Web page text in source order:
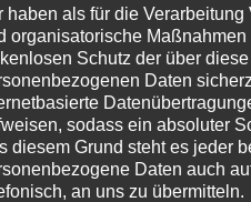
Surly
robuster
ideal für Abenteuer
haben als für die
organisatorische
Schutz der über
Daten
sodass ein absoluter
diesem Grund steht es jeder
Daten auch
an uns zu übermitteln.